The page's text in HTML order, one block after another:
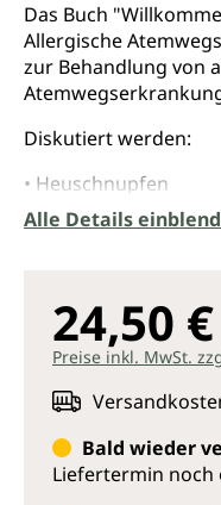
Das Buch
Allergische
zur Behandlung von
Diskutiert werden:
• Heuschnupfen
• Hausstaub- und
• Inhalationsallergie
• allergisches Asthma
Neben den Zang Fu
behandelt werden,
• Schröpfen,
• Schaben, chinesisch
Alle Details
24,50 €
Preise inkl. MwSt.
Bald wieder
Liefertermin noch